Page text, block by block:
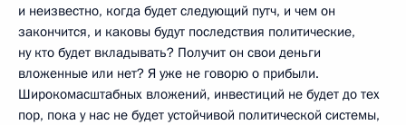
и неизвестно, когда будет следующий путч, и чем он
закончится, и каковы будут последствия политические,
ну кто будет вкладывать? Получит он свои деньги
вложенные или нет? Я уже не говорю о прибыли.
Широкомасштабных вложений, инвестиций не будет до тех
пор, пока у нас не будет устойчивой политической системы,